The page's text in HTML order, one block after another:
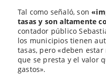
Tal como señaló, son
tasas y son altamente
contador público
los municipios tienen
tasas, pero «deben
que se presta y el valor
gastos».